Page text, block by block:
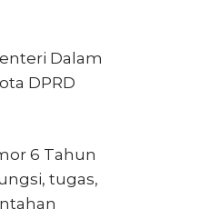
Dalam
DPRD
6 Tahun
tugas,